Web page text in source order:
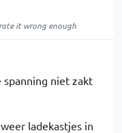
it wrong enough
spanning niet zakt
ladekastjes in